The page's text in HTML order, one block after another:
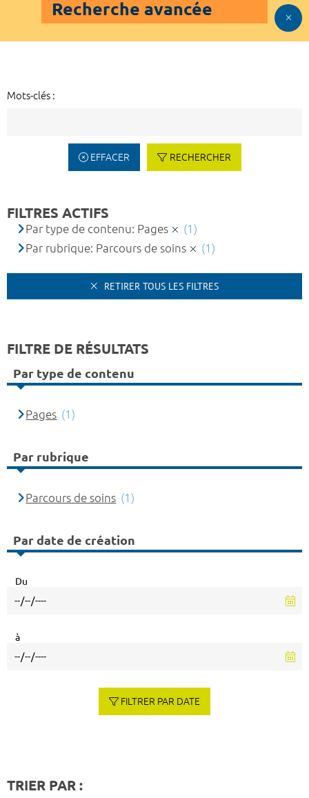
Recherche avancée
Mots-clés :
EFFACER RECHERCHER
FILTRES ACTIFS
Par type de contenu: Pages
(1)
Par rubrique: Parcours de soins
(1)
RETIRER TOUS LES FILTRES
FILTRE DE RÉSULTATS
Par type de contenu
Pages (1)
Par rubrique
Parcours de soins (1)
Par date de création
Du
à
FILTRER PAR DATE
TRIER PAR :